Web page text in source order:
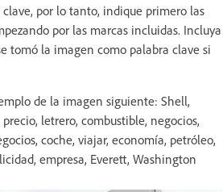
clave, por lo tanto, indique primero las
por las marcas incluidas. Incluya
tomó la imagen como palabra clave si
de la imagen siguiente: Shell,
letrero, combustible, negocios,
coche, viajar, economía, petróleo,
empresa, Everett, Washington